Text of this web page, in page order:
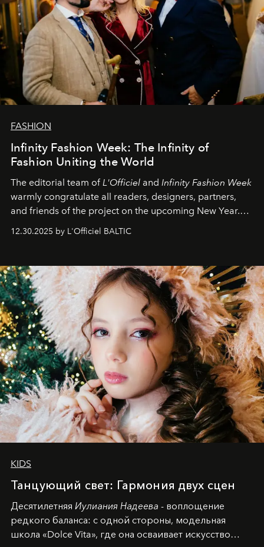
FASHION
Infinity Fashion Week: The Infinity of
Fashion Uniting the World
The editorial team of L'Officiel and Infinity Fashion Week
warmly congratulate all readers, designers, partners,
and friends of the project on the upcoming New Year.
achievements.
12.30.2025 by L'Officiel BALTIC
KIDS
Танцующий свет: Гармония двух сцен
Десятилетняя Иулиания Надеева - воплощение
редкого баланса: с одной стороны, модельная
школа «Dolce Vita», где она осваивает искусство